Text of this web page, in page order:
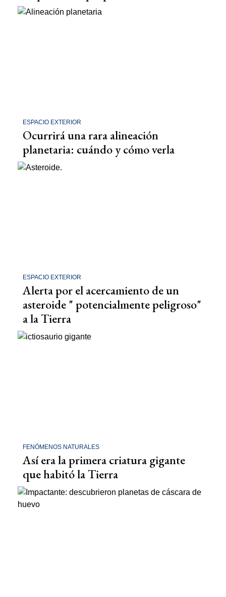
ESPACIO EXTERIOR
Ocurrirá una rara alineación
planetaria: cuándo y cómo verla
ESPACIO EXTERIOR
Alerta por el acercamiento de un
asteroide " potencialmente peligroso"
a la Tierra
FENÓMENOS NATURALES
Así era la primera criatura gigante
que habitó la Tierra